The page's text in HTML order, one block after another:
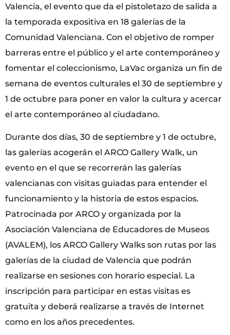
Valencia, el evento que da el pistoletazo de salida a
la temporada expositiva en 18 galerías de la
Comunidad Valenciana. Con el objetivo de romper
barreras entre el público y el arte contemporáneo y
fomentar el coleccionismo, LaVac organiza un fin de
semana de eventos culturales el 30 de septiembre y
1 de octubre para poner en valor la cultura y acercar
el arte contemporáneo al ciudadano.
Durante dos días, 30 de septiembre y 1 de octubre,
las galerías acogerán el ARCO Gallery Walk, un
evento en el que se recorrerán las galerías
valencianas con visitas guiadas para entender el
funcionamiento y la historia de estos espacios.
Patrocinada por ARCO y organizada por la
Asociación Valenciana de Educadores de Museos
(AVALEM), los ARCO Gallery Walks son rutas por las
galerías de la ciudad de Valencia que podrán
realizarse en sesiones con horario especial. La
inscripción para participar en estas visitas es
gratuita y deberá realizarse a través de Internet
como en los años precedentes.